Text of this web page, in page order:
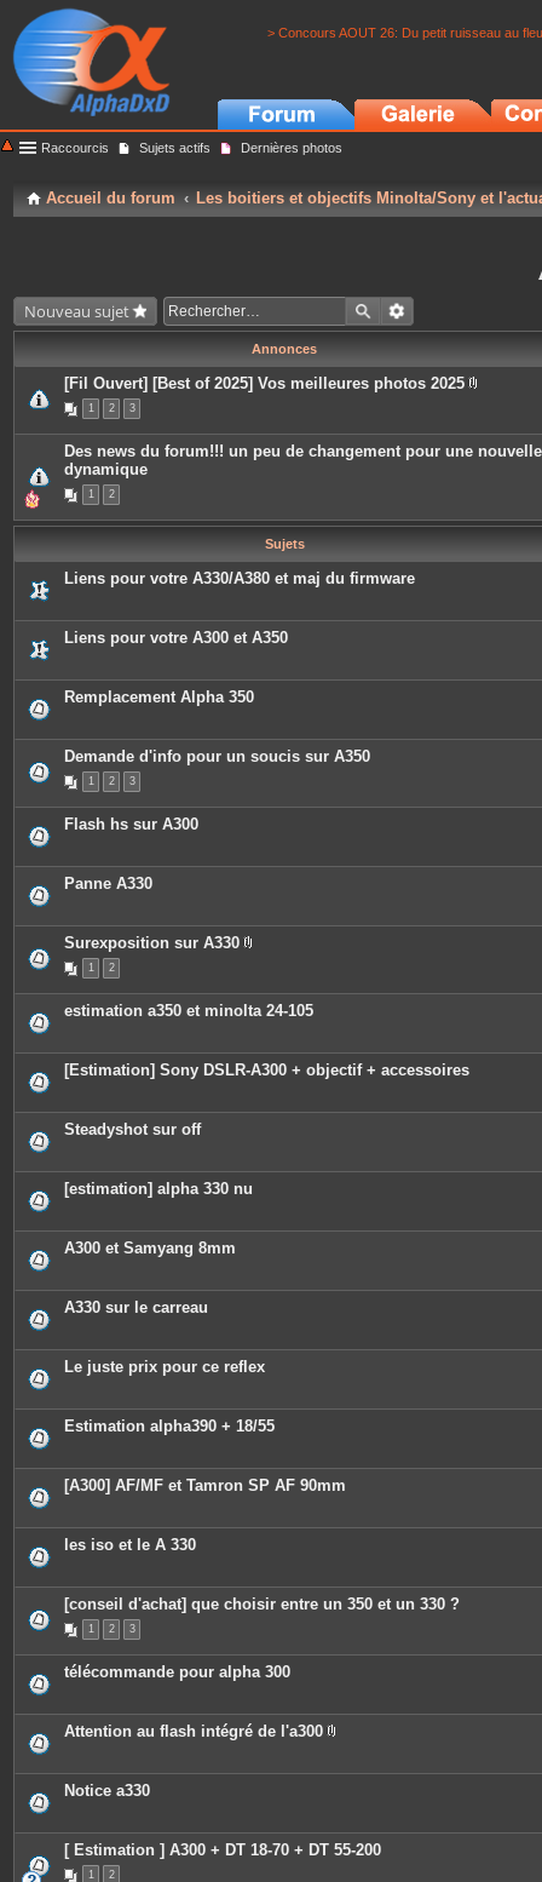
> Concours AOUT 26: Du petit ruisseau au
Raccourcis Sujets actifs Dernières photos
Accueil du forum Les boitiers et objectifs Minolta/Sony et
Nouveau sujet
Annonces
[Fil Ouvert] [Best of 2025] Vos meilleures photos 2025
c
e
n
1 2 3
Des news du forum!!! un peu de changement pour une nouvelle
dynamique
1 2
Sujets
Liens pour votre A330/A380 et maj du firmware
Liens pour votre A300 et A350
Remplacement Alpha 350
Demande d'info pour un soucis sur A350
1 2 3
Flash hs sur A300
Panne A330
Surexposition sur A330
c
e
o
i
e
1 2
estimation a350 et minolta 24-105
[Estimation] Sony DSLR-A300 + objectif + accessoires
Steadyshot sur off
[estimation] alpha 330 nu
A300 et Samyang 8mm
A330 sur le carreau
Le juste prix pour ce reflex
Estimation alpha390 + 18/55
[A300] AF/MF et Tamron SP AF 90mm
les iso et le A 330
[conseil d'achat] que choisir entre un 350 et un 330 ?
1 2 3
télécommande pour alpha 300
Attention au flash intégré de l'a300
è
j
o
i
Notice a330
[ Estimation ] A300 + DT 18-70 + DT 55-200
1 2